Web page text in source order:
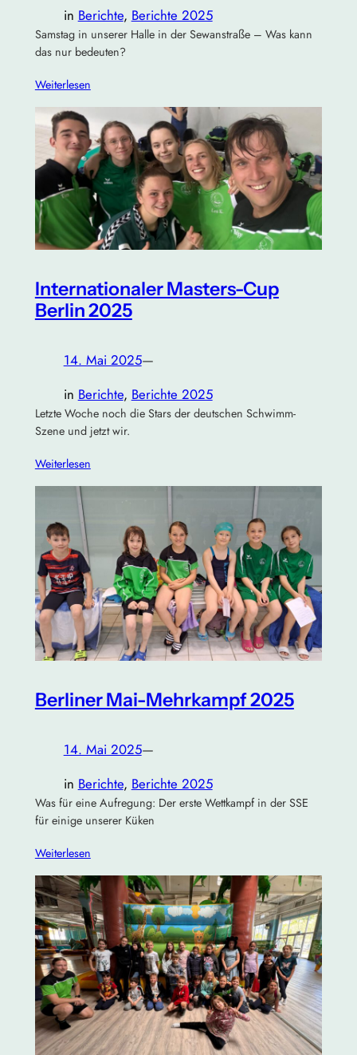
in Berichte, Berichte 2025
Samstag in unserer Halle in der Sewanstraße – Was kann
das nur bedeuten?
Weiterlesen
Internationaler Masters-Cup
Berlin 2025
14. Mai 2025—
in Berichte, Berichte 2025
Letzte Woche noch die Stars der deutschen Schwimm-
Szene und jetzt wir.
Weiterlesen
Berliner Mai-Mehrkampf 2025
14. Mai 2025—
in Berichte, Berichte 2025
Was für eine Aufregung: Der erste Wettkampf in der SSE
für einige unserer Küken
Weiterlesen